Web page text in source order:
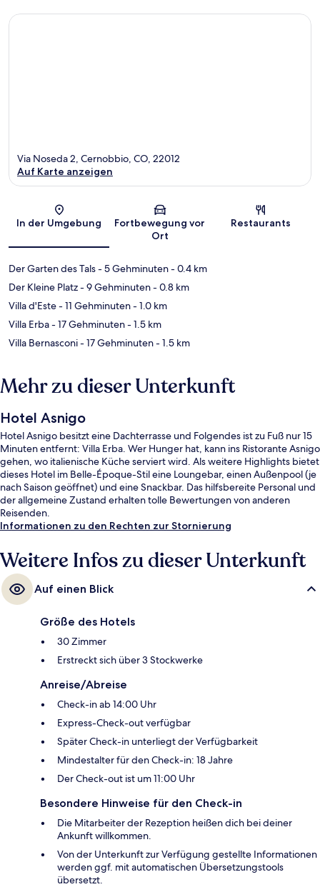
Karte
Via Noseda 2, Cernobbio, CO, 22012
Auf Karte anzeigen
In der Umgebung
Fortbewegung vor
Ort
Restaurants
Der Garten des Tals- 5 Gehminuten- 0.4 km
Der Kleine Platz- 9 Gehminuten- 0.8 km
Villa d'Este- 11 Gehminuten- 1.0 km
Villa Erba- 17 Gehminuten- 1.5 km
Villa Bernasconi- 17 Gehminuten- 1.5 km
Mehr zu dieser Unterkunft
Hotel Asnigo
Hotel Asnigo besitzt eine Dachterrasse und Folgendes ist zu Fuß nur 15
Minuten entfernt: Villa Erba. Wer Hunger hat, kann ins Ristorante Asnigo
gehen, wo italienische Küche serviert wird. Als weitere Highlights bietet
dieses Hotel im Belle-Époque-Stil eine Loungebar, einen Außenpool (je
nach Saison geöffnet) und eine Snackbar. Das hilfsbereite Personal und
der allgemeine Zustand erhalten tolle Bewertungen von anderen
Reisenden.
Informationen zu den Rechten zur Stornierung
Weitere Infos zu dieser Unterkunft
Auf einen Blick
Größe des Hotels
30 Zimmer
Erstreckt sich über 3 Stockwerke
Anreise/Abreise
Check-in ab 14:00 Uhr
Express-Check-out verfügbar
Später Check-in unterliegt der Verfügbarkeit
Mindestalter für den Check-in: 18 Jahre
Der Check-out ist um 11:00 Uhr
Besondere Hinweise für den Check-in
Die Mitarbeiter der Rezeption heißen dich bei deiner
Ankunft willkommen.
Von der Unterkunft zur Verfügung gestellte Informationen
werden ggf. mit automatischen Übersetzungstools
übersetzt.